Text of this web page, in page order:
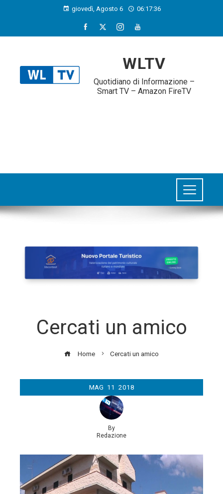
giovedì, Agosto 6 06:17:37
WLTV
Quotidiano di Informazione –
Smart TV – Amazon FireTV
Cercati un amico
Home Cercati un amico
MAG 11 2018
By
Redazione